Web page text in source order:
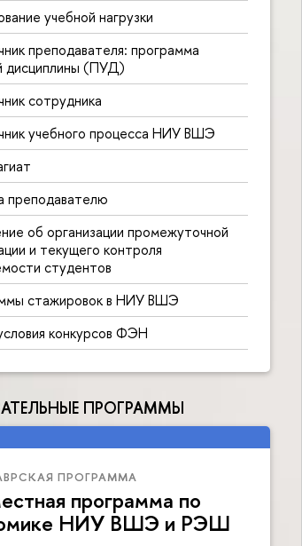
учебной нагрузки
преподавателя: программа
дисциплины (ПУД)
сотрудника
учебного процесса НИУ ВШЭ
преподавателю
об организации промежуточной
и текущего контроля
студентов
стажировок в НИУ ВШЭ
конкурсов ФЭН
ПРОГРАММЫ
ПРОГРАММА
программа по
НИУ ВШЭ и РЭШ